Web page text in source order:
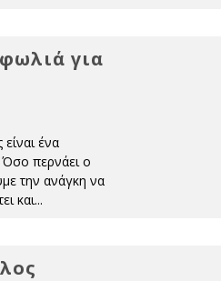
για
ένα
Όσο περνάει ο
την ανάγκη να
και...